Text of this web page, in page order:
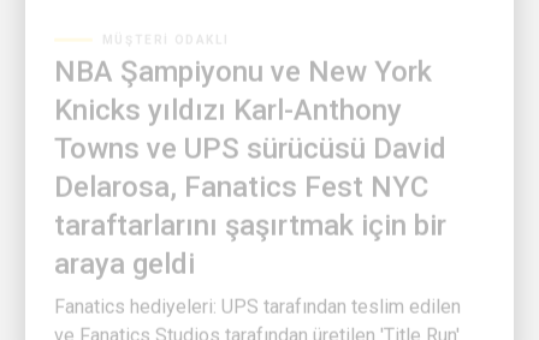
NBA Şampiyonu ve New York
Knicks yıldızı Karl-Anthony
Towns ve UPS sürücüsü David
Delarosa, Fanatics Fest NYC
taraftarlarını şaşırtmak için bir
araya geldi
Fanatics hediyeleri: UPS tarafından teslim edilen
ve Fanatics Studios tarafından üretilen 'Title Run'